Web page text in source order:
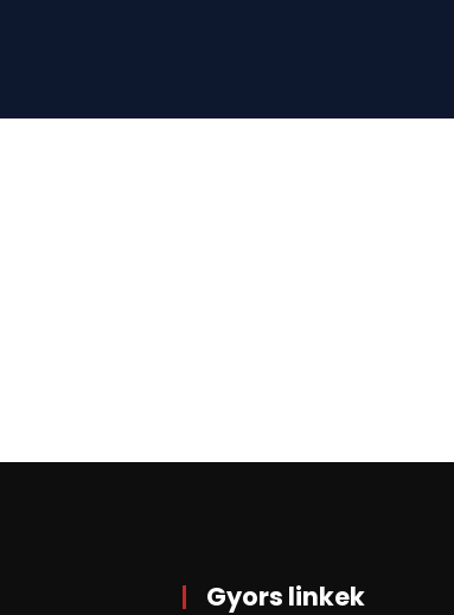
Gyors linkek